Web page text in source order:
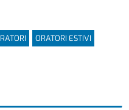
ORATORI ESTIVI